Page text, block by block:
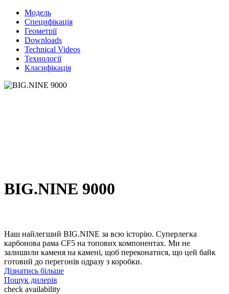
Модель
Специфікація
Геометрії
Downloads
Technical Videos
Технології
Класифікація
BIG.NINE 9000
Наш найлегший BIG.NINE за всю історію. Суперлегка
карбонова рама CF5 на топових компонентах. Ми не
залишили каменя на камені, щоб переконатися, що цей байк
готовий до перегонів одразу з коробки.
Дізнатись більше
Пошук дилерів
check availability